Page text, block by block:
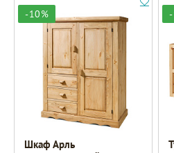
-10%
Шкаф Арль